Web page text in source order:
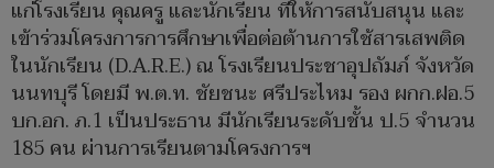
แก่โรงเรียน คุณครู และนักเรียน ที่ให้การสนับสนุน และ
เข้าร่วมโครงการการศึกษาเพื่อต่อต้านการใช้สารเสพติด
ในนักเรียน (D.A.R.E.) ณ โรงเรียนประชาอุปถัมภ์ จังหวัด
นนทบุรี โดยมี พ.ต.ท. ชัยชนะ ศรีประไหม รอง ผกก.ฝอ.5
บก.อก. ภ.1 เป็นประธาน มีนักเรียนระดับชั้น ป.5 จำนวน
185 คน ผ่านการเรียนตามโครงการฯ